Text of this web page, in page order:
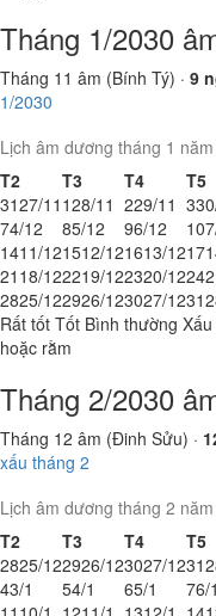
Tháng 1/2030
Tháng 11 âm (Bính Tý) · 9
1/2030
Lịch âm dương tháng 1
T2
T3 T4 T5
3127/11 128/11 229/11 3
74/12 85/12 96/12 10
1411/121512/121613/1217
21 18/122219/122320/1224
2825/122926/123027/1231
Rất tốt Tốt Bình thường Xấu
hoặc rằm
Tháng 2/2030
Tháng 12 âm (Đinh Sửu) ·
xấu tháng 2
Lịch âm dương tháng 2
T2
T3 T4 T5
2825/122926/123027/1231
43/1 54/1 65/1 76/1